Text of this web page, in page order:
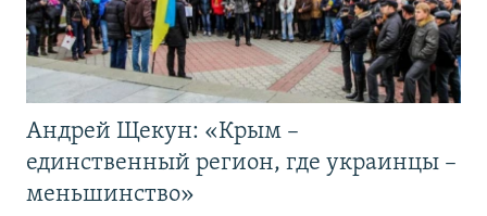
Андрей Щекун: «Крым –
единственный регион, где украинцы –
меньшинство»